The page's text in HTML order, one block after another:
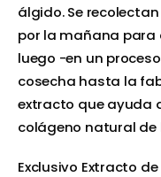
álgido. Se
por la mañana para
luego -en un
cosecha hasta la
extracto que ayuda
colágeno natural de
Exclusivo Extracto